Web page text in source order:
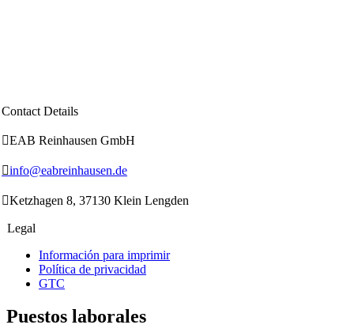
Contact Details
EAB Reinhausen GmbH
info@eabreinhausen.de
Ketzhagen 8, 37130 Klein Lengden
Legal
Información para imprimir
Política de privacidad
GTC
Рuestos laborales